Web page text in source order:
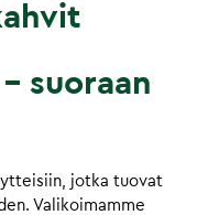
suoraan
jotka tuovat
Valikoimamme